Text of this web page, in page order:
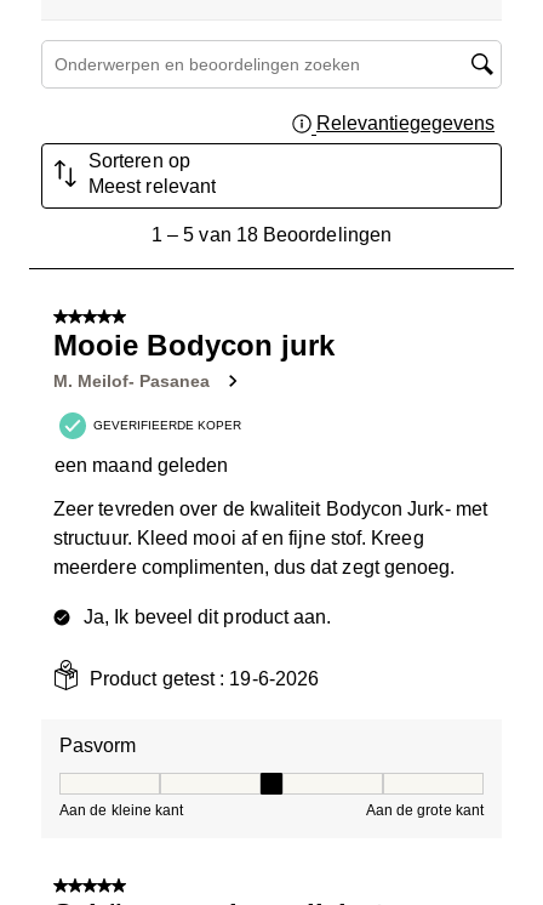
Onderwerpen en beoordelingen zoeken per regio
Relevantiegegevens
Sorteren op
Meest relevant
van
Beoordelingen.
1 – 5 van 18 Beoordelingen
5 van 5 sterren.
Mooie Bodycon jurk
M. Meilof- Pasanea
GEVERIFIEERDE KOPER
een maand geleden
Zeer tevreden over de kwaliteit Bodycon Jurk- met
structuur. Kleed mooi af en fijne stof. Kreeg
meerdere complimenten, dus dat zegt genoeg.
Ja, Ik beveel dit product aan.
Product getest : 19-6-2026
Pasvorm
Aan de kleine kant Aan de grote kant
5 van 5 sterren.